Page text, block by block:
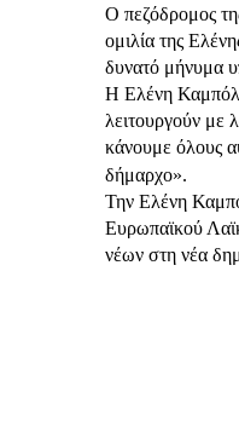
Ο πεζόδρομος
ομιλία της
δυνατό μήνυμα
Η Ελένη
λειτουργούν με
κάνουμε όλους
δήμαρχο».
Την Ελένη
Ευρωπαϊκού
νέων στη νέα